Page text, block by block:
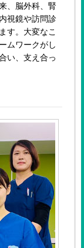
、脳外科、腎
視鏡や訪問診
す。大変なこ
ムワークがし
い、支え合っ